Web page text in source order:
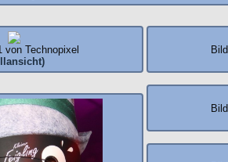
von Technopixel